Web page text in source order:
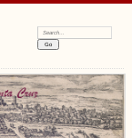
Search: